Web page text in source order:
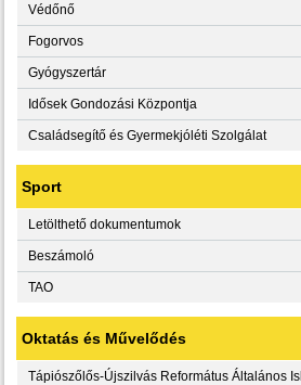
Védőnő
Fogorvos
Gyógyszertár
Idősek Gondozási Központja
Családsegítő és Gyermekjóléti Szolgálat
Sport
Letölthető dokumentumok
Beszámoló
TAO
Oktatás és Művelődés
Tápiószőlős-Újszilvás Református Általános